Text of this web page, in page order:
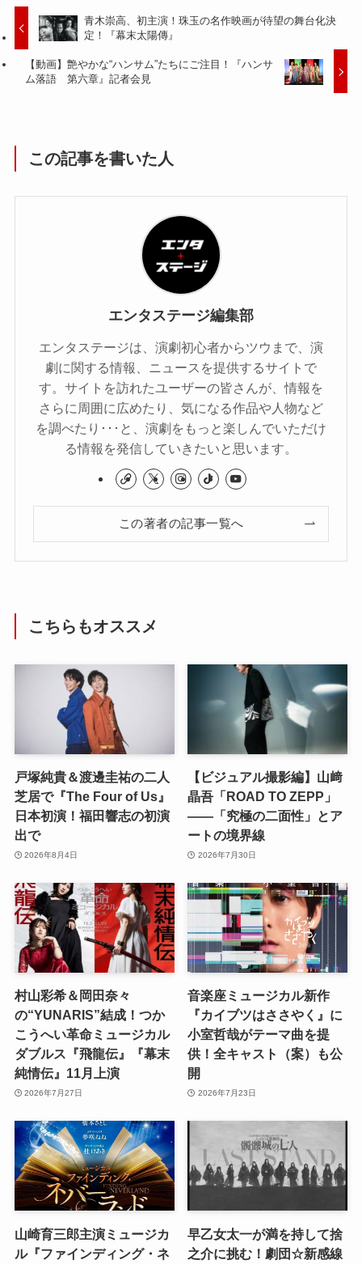
青木崇高、初主演！珠玉の名作映画が待望の舞台化決
定！『幕末太陽傳』
【動画】艶やかな“ハンサム”たちにご注目！『ハンサ
ム落語 第六章』記者会見
この記事を書いた人
エンタステージ編集部
エンタステージは、演劇初心者からツウまで、演
劇に関する情報、ニュースを提供するサイトで
す。サイトを訪れたユーザーの皆さんが、情報を
さらに周囲に広めたり、気になる作品や人物など
を調べたり･･･と、演劇をもっと楽しんでいただけ
る情報を発信していきたいと思います。
この著者の記事一覧へ
こちらもオススメ
戸塚純貴＆渡邊圭祐の二人
芝居で『The Four of Us』
日本初演！福田響志の初演
出で
2026年8月4日
【ビジュアル撮影編】山﨑
晶吾「ROAD TO ZEPP」
――「究極の二面性」とア
ートの境界線
2026年7月30日
村山彩希＆岡田奈々
の“YUNARIS”結成！つか
こうへい革命ミュージカル
ダブルス『飛龍伝』『幕末
純情伝』11月上演
2026年7月27日
音楽座ミュージカル新作
『カイブツはささやく』に
小室哲哉がテーマ曲を提
供！全キャスト（案）も公
開
2026年7月23日
山崎育三郎主演ミュージカ
ル『ファインディング・ネ
早乙女太一が満を持して捨
之介に挑む！劇団☆新感線